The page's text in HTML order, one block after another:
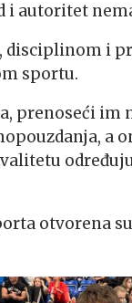
i autoritet
disciplinom i
sportu.
prenoseći im
a
otvorena